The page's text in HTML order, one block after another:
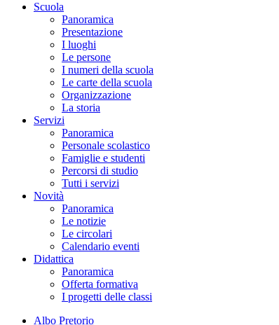
Scuola
Panoramica
Presentazione
I luoghi
Le persone
I numeri della scuola
Le carte della scuola
Organizzazione
La storia
Servizi
Panoramica
Personale scolastico
Famiglie e studenti
Percorsi di studio
Tutti i servizi
Novità
Panoramica
Le notizie
Le circolari
Calendario eventi
Didattica
Panoramica
Offerta formativa
I progetti delle classi
Albo Pretorio